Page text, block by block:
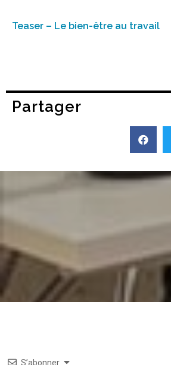
Teaser – Le bien-être au travail
Partager
S’abonner